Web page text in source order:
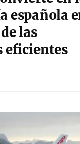
española
las
eficientes